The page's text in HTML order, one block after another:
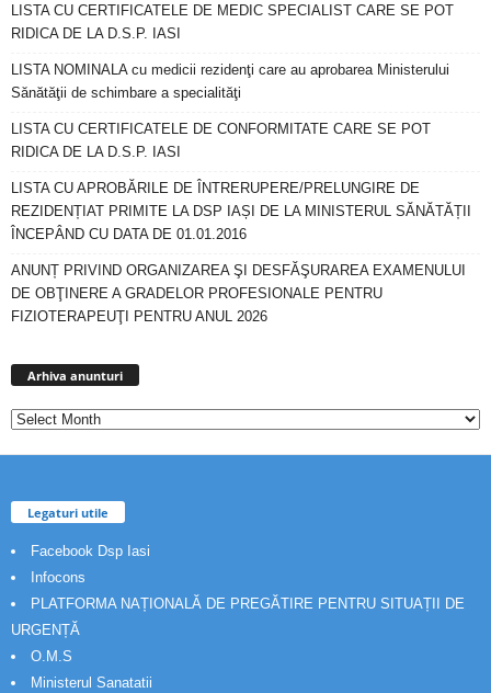
LISTA CU CERTIFICATELE DE MEDIC SPECIALIST CARE SE POT
RIDICA DE LA D.S.P. IASI
LISTA NOMINALA cu medicii rezidenţi care au aprobarea Ministerului
Sănătăţii de schimbare a specialităţi
LISTA CU CERTIFICATELE DE CONFORMITATE CARE SE POT
RIDICA DE LA D.S.P. IASI
LISTA CU APROBĂRILE DE ÎNTRERUPERE/PRELUNGIRE DE
REZIDENȚIAT PRIMITE LA DSP IAȘI DE LA MINISTERUL SĂNĂTĂȚII
ÎNCEPÂND CU DATA DE 01.01.2016
ANUNȚ PRIVIND ORGANIZAREA ŞI DESFĂŞURAREA EXAMENULUI
DE OBŢINERE A GRADELOR PROFESIONALE PENTRU
FIZIOTERAPEUŢI PENTRU ANUL 2026
Arhiva anunturi
Legaturi utile
Facebook Dsp Iasi
Infocons
PLATFORMA NAȚIONALĂ DE PREGĂTIRE PENTRU SITUAȚII DE
URGENȚĂ
O.M.S
Ministerul Sanatatii